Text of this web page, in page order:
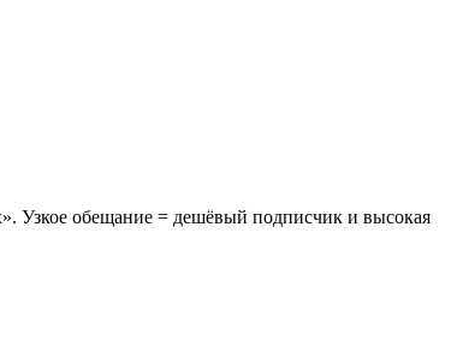
Узкое обещание = дешёвый подписчик и высокая